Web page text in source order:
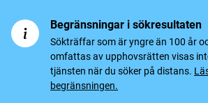
Begränsningar i sökresultaten
Sökträffar som är yngre än 100 år
omfattas av upphovsrätten visas
tjänsten när du söker på distans.
begränsningen.